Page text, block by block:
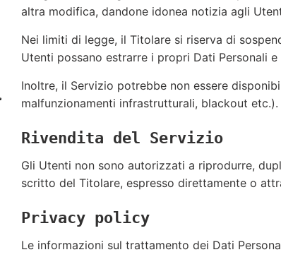
altra modifica, dandone idonea notizia agli
Nei limiti di legge, il Titolare si riserva di
Utenti possano estrarre i propri Dati Personali
Inoltre, il Servizio potrebbe non essere
malfunzionamenti infrastrutturali, blackout etc.).
Rivendita del Servizio
Gli Utenti non sono autorizzati a riprodurre,
scritto del Titolare, espresso direttamente o
Privacy policy
Le informazioni sul trattamento dei Dati